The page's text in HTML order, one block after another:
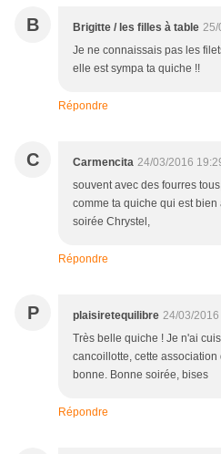
B Brigitte / les filles à table 25/
Je ne connaissais pas les
elle est sympa ta quiche !!
Répondre
C Carmencita 24/03/2016
souvent avec des fourres
comme ta quiche qui est
soirée Chrystel,
Répondre
P plaisiretequilibre 24/03/2016
Très belle quiche ! Je n'ai
cancoillotte, cette
bonne. Bonne soirée, bises
Répondre